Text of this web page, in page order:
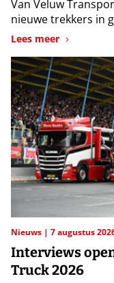
Van Veluw
nieuwe trekkers in
Lees meer
Nieuws 7 augustus
Interviews
Truck 2026